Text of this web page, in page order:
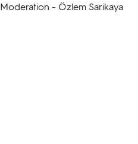
Moderation - Özlem Sarikaya